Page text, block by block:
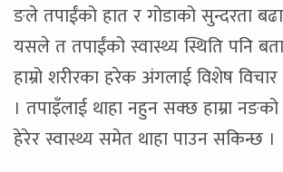
ङले तपाईंको हात र गोडाको सुन्दरता
यसले त तपाईंको स्वास्थ्य स्थिति पनि
हाम्रो शरीरका हरेक अंगलाई विशेष
। तपाइँलाई थाहा नहुन सक्छ हाम्रा
हेरेर स्वास्थ्य समेत थाहा पाउन सकिन्छ ।